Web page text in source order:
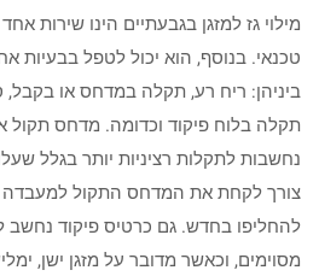
מילוי גז למזגן בגבעתיים הינו שירות
טכנאי. בנוסף, הוא יכול לטפל בבעיות
ביניהן: ריח רע, תקלה במדחס או
תקלה בלוח פיקוד וכדומה. מדחס תקול
נחשבות לתקלות רציניות יותר בגלל
צורך לקחת את המדחס התקול למעבדה
להחליפו בחדש. גם כרטיס פיקוד נחשב
מסוימים, וכאשר מדובר על מזגן ישן,